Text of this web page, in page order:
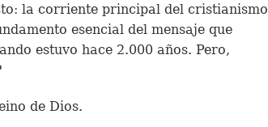
la corriente principal del cristianismo
esencial del mensaje que
estuvo hace 2.000 años. Pero,
de Dios.